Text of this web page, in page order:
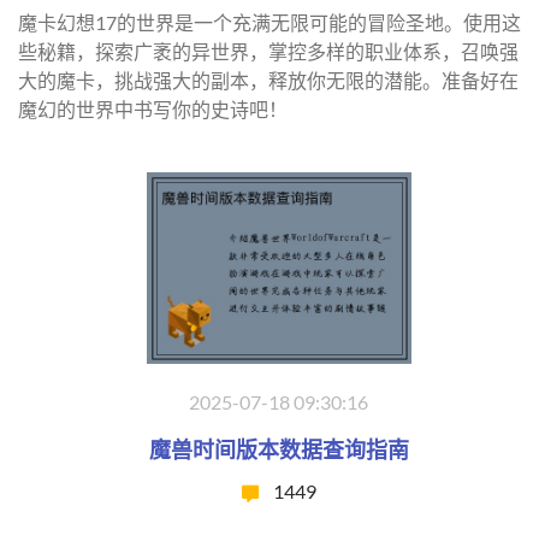
魔卡幻想17的世界是一个充满无限可能的冒险圣地。使用这
些秘籍，探索广袤的异世界，掌控多样的职业体系，召唤强
大的魔卡，挑战强大的副本，释放你无限的潜能。准备好在
魔幻的世界中书写你的史诗吧！
2025-07-18 09:30:16
魔兽时间版本数据查询指南
1449